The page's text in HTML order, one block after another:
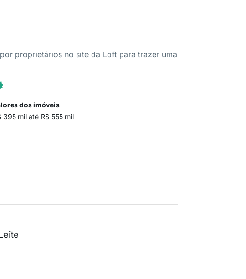
proprietários no site da Loft para trazer uma
dos imóveis
395 mil até R$ 555 mil